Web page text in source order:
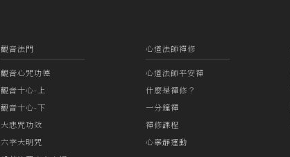
觀音法門
觀音心咒功德
觀音十心-上
觀音十心-下
大悲咒功效
六字大明咒
心道法師禪修
心道法師平安禪
什麼是禪修？
一分鐘禪
禪修課程
心寧靜運動